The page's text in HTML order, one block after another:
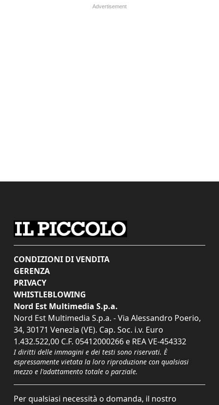
CONDIZIONI DI VENDITA
GERENZA
PRIVACY
WHISTLEBLOWING
Nord Est Multimedia S.p.a.
Nord Est Multimedia S.p.a. - Via Alessandro Poerio,
34, 30171 Venezia (VE). Cap. Soc. i.v. Euro
1.432.522,00 C.F. 05412000266 e REA VE-454332
I diritti delle immagini e dei testi sono riservati. È
espressamente vietata la loro riproduzione con qualsiasi
mezzo e l'adattamento totale o parziale.
Per qualsiasi necessità o domanda, il nostro